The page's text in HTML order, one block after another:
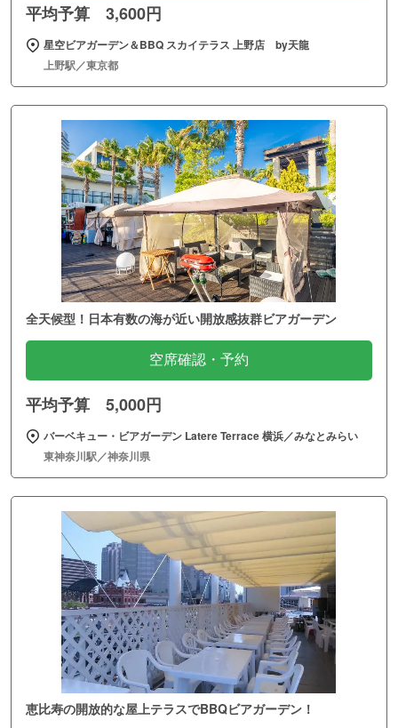
平均予算 3,600円
星空ビアガーデン＆BBQ スカイテラス 上野店 by天龍
上野駅／東京都
全天候型！日本有数の海が近い開放感抜群ビアガーデン
空席確認・予約
平均予算 5,000円
バーベキュー・ビアガーデン Latere Terrace 横浜／みなとみらい
東神奈川駅／神奈川県
恵比寿の開放的な屋上テラスでBBQビアガーデン！